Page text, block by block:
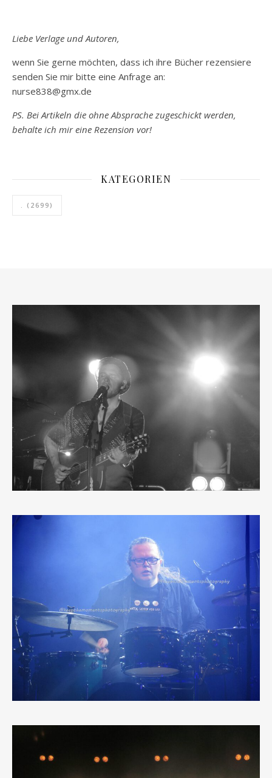
Liebe Verlage und Autoren,
wenn Sie gerne möchten, dass ich ihre Bücher rezensiere
senden Sie mir bitte eine Anfrage an:
nurse838@gmx.de
PS. Bei Artikeln die ohne Absprache zugeschickt werden,
behalte ich mir eine Rezension vor!
KATEGORIEN
. (2699)